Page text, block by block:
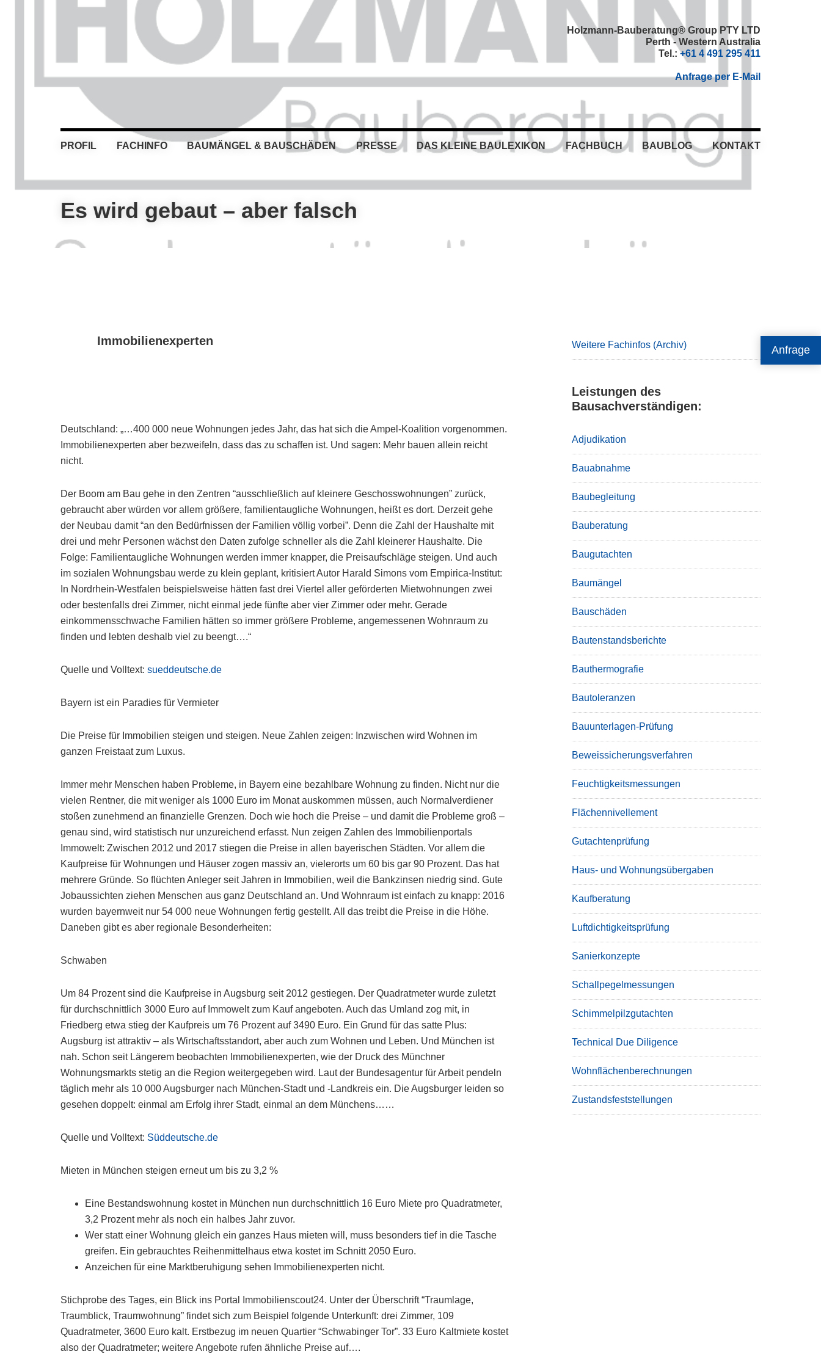
Anfrage
Holzmann-Bauberatung® Group PTY LTD
Perth - Western Australia
Tel.:+61 4 491 295 411
Anfrage per E-Mail
PROFIL FACHINFO BAUMÄNGEL & BAUSCHÄDEN PRESSE DAS KLEINE BAULEXIKON FACHBUCH BAUBLOG KONTAKT
Es wird gebaut – aber falsch
Immobilienexperten
Deutschland: „…400 000 neue Wohnungen jedes Jahr, das hat sich die Ampel-Koalition vorgenommen.
Immobilienexperten aber bezweifeln, dass das zu schaffen ist. Und sagen: Mehr bauen allein reicht
nicht.
Der Boom am Bau gehe in den Zentren “ausschließlich auf kleinere Geschosswohnungen” zurück,
gebraucht aber würden vor allem größere, familientaugliche Wohnungen, heißt es dort. Derzeit gehe
der Neubau damit “an den Bedürfnissen der Familien völlig vorbei”. Denn die Zahl der Haushalte mit
drei und mehr Personen wächst den Daten zufolge schneller als die Zahl kleinerer Haushalte. Die
Folge: Familientaugliche Wohnungen werden immer knapper, die Preisaufschläge steigen. Und auch
im sozialen Wohnungsbau werde zu klein geplant, kritisiert Autor Harald Simons vom Empirica-Institut:
In Nordrhein-Westfalen beispielsweise hätten fast drei Viertel aller geförderten Mietwohnungen zwei
oder bestenfalls drei Zimmer, nicht einmal jede fünfte aber vier Zimmer oder mehr. Gerade
einkommensschwache Familien hätten so immer größere Probleme, angemessenen Wohnraum zu
finden und lebten deshalb viel zu beengt….“
Quelle und Volltext: sueddeutsche.de
Bayern ist ein Paradies für Vermieter
Die Preise für Immobilien steigen und steigen. Neue Zahlen zeigen: Inzwischen wird Wohnen im
ganzen Freistaat zum Luxus.
Immer mehr Menschen haben Probleme, in Bayern eine bezahlbare Wohnung zu finden. Nicht nur die
vielen Rentner, die mit weniger als 1000 Euro im Monat auskommen müssen, auch Normalverdiener
stoßen zunehmend an finanzielle Grenzen. Doch wie hoch die Preise – und damit die Probleme groß –
genau sind, wird statistisch nur unzureichend erfasst. Nun zeigen Zahlen des Immobilienportals
Immowelt: Zwischen 2012 und 2017 stiegen die Preise in allen bayerischen Städten. Vor allem die
Kaufpreise für Wohnungen und Häuser zogen massiv an, vielerorts um 60 bis gar 90 Prozent. Das hat
mehrere Gründe. So flüchten Anleger seit Jahren in Immobilien, weil die Bankzinsen niedrig sind. Gute
Jobaussichten ziehen Menschen aus ganz Deutschland an. Und Wohnraum ist einfach zu knapp: 2016
wurden bayernweit nur 54 000 neue Wohnungen fertig gestellt. All das treibt die Preise in die Höhe.
Daneben gibt es aber regionale Besonderheiten:
Schwaben
Um 84 Prozent sind die Kaufpreise in Augsburg seit 2012 gestiegen. Der Quadratmeter wurde zuletzt
für durchschnittlich 3000 Euro auf Immowelt zum Kauf angeboten. Auch das Umland zog mit, in
Friedberg etwa stieg der Kaufpreis um 76 Prozent auf 3490 Euro. Ein Grund für das satte Plus:
Augsburg ist attraktiv – als Wirtschaftsstandort, aber auch zum Wohnen und Leben. Und München ist
nah. Schon seit Längerem beobachten Immobilienexperten, wie der Druck des Münchner
Wohnungsmarkts stetig an die Region weitergegeben wird. Laut der Bundesagentur für Arbeit pendeln
täglich mehr als 10 000 Augsburger nach München-Stadt und -Landkreis ein. Die Augsburger leiden so
gesehen doppelt: einmal am Erfolg ihrer Stadt, einmal an dem Münchens……
Quelle und Volltext: Süddeutsche.de
Mieten in München steigen erneut um bis zu 3,2 %
Eine Bestandswohnung kostet in München nun durchschnittlich 16 Euro Miete pro Quadratmeter,
3,2 Prozent mehr als noch ein halbes Jahr zuvor.
Wer statt einer Wohnung gleich ein ganzes Haus mieten will, muss besonders tief in die Tasche
greifen. Ein gebrauchtes Reihenmittelhaus etwa kostet im Schnitt 2050 Euro.
Anzeichen für eine Marktberuhigung sehen Immobilienexperten nicht.
Stichprobe des Tages, ein Blick ins Portal Immobilienscout24. Unter der Überschrift “Traumlage,
Traumblick, Traumwohnung” findet sich zum Beispiel folgende Unterkunft: drei Zimmer, 109
Quadratmeter, 3600 Euro kalt. Erstbezug im neuen Quartier “Schwabinger Tor”. 33 Euro Kaltmiete kostet
also der Quadratmeter; weitere Angebote rufen ähnliche Preise auf….
Weitere Fachinfos (Archiv)
Leistungen des
Bausachverständigen:
Adjudikation
Bauabnahme
Baubegleitung
Bauberatung
Baugutachten
Baumängel
Bauschäden
Bautenstandsberichte
Bauthermografie
Bautoleranzen
Bauunterlagen-Prüfung
Beweissicherungsverfahren
Feuchtigkeitsmessungen
Flächennivellement
Gutachtenprüfung
Haus- und Wohnungsübergaben
Kaufberatung
Luftdichtigkeitsprüfung
Sanierkonzepte
Schallpegelmessungen
Schimmelpilzgutachten
Technical Due Diligence
Wohnflächenberechnungen
Zustandsfeststellungen